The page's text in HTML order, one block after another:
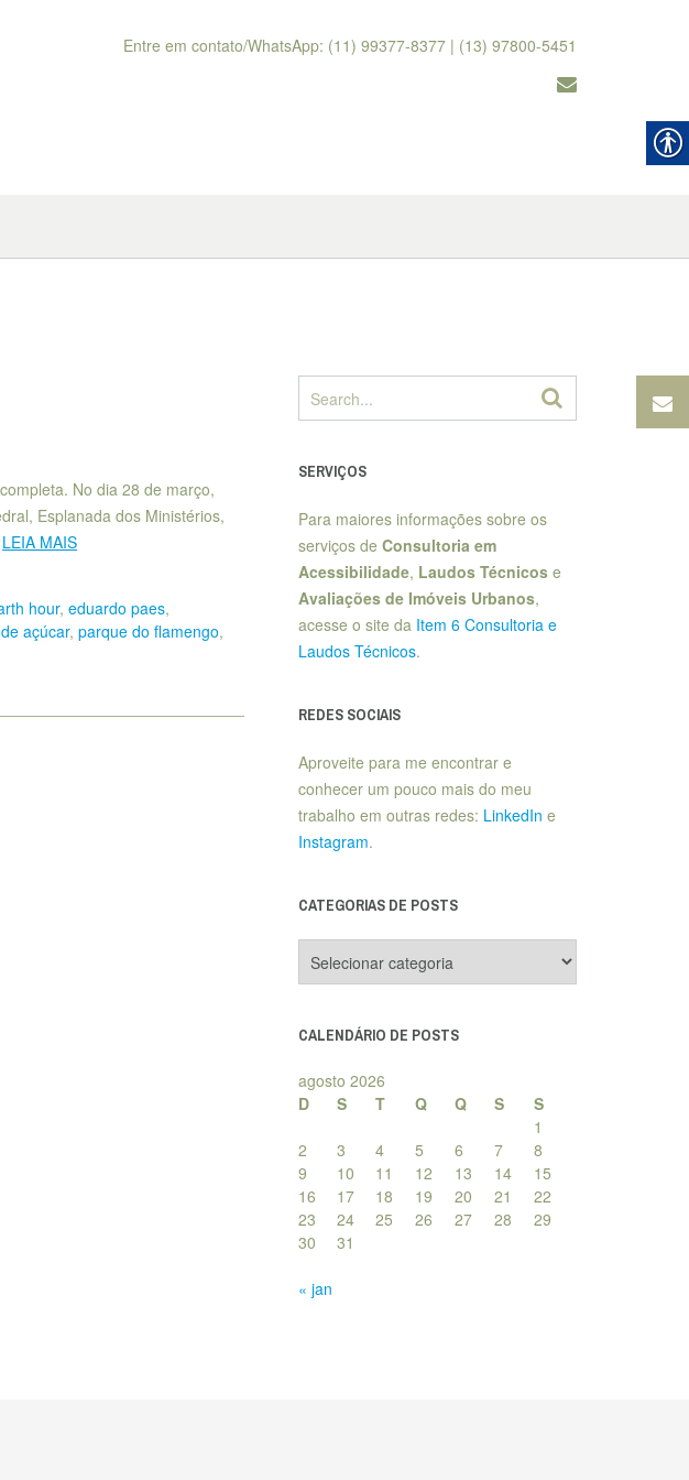
Entre em contato/WhatsApp: (11) 99377-8377 | (13) 97800-5451
No dia 28 de março,
Esplanada dos Ministérios,
LEIA MAIS
hour, eduardo paes,
açúcar, parque do flamengo,
SERVIÇOS
Para maiores informações sobre os
serviços de Consultoria em
Acessibilidade, Laudos Técnicose
Avaliações de Imóveis Urbanos,
acesse o site da Item 6 Consultoria e
Laudos Técnicos.
REDES SOCIAIS
Aproveite para me encontrar e
conhecer um pouco mais do meu
trabalho em outras redes: LinkedIn e
Instagram.
CATEGORIAS DE POSTS
de
CALENDÁRIO DE POSTS
agosto 2026
D
S T Q Q S
S
1
2
3 4 5 6 7
8
9
10 11 12 13 14
15
16
17 18 19 20 21
22
23
24 25 26 27 28
29
30
31
« jan